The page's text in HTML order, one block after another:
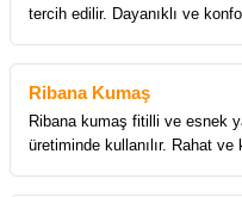
tercih edilir. Dayanıklı ve
Ribana Kumaş
Ribana kumaş fitilli ve esnek
üretiminde kullanılır. Rahat